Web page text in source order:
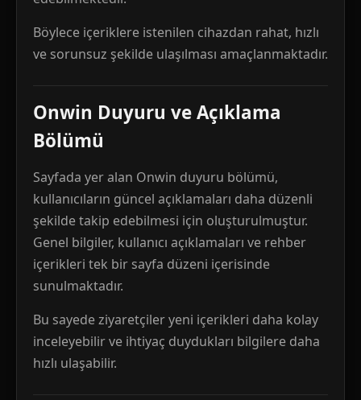
Böylece içeriklere istenilen cihazdan rahat, hızlı
ve sorunsuz şekilde ulaşılması amaçlanmaktadır.
Onwin Duyuru ve Açıklama
Bölümü
Sayfada yer alan Onwin duyuru bölümü,
kullanıcıların güncel açıklamaları daha düzenli
şekilde takip edebilmesi için oluşturulmuştur.
Genel bilgiler, kullanıcı açıklamaları ve rehber
içerikleri tek bir sayfa düzeni içerisinde
sunulmaktadır.
Bu sayede ziyaretçiler yeni içerikleri daha kolay
inceleyebilir ve ihtiyaç duydukları bilgilere daha
hızlı ulaşabilir.